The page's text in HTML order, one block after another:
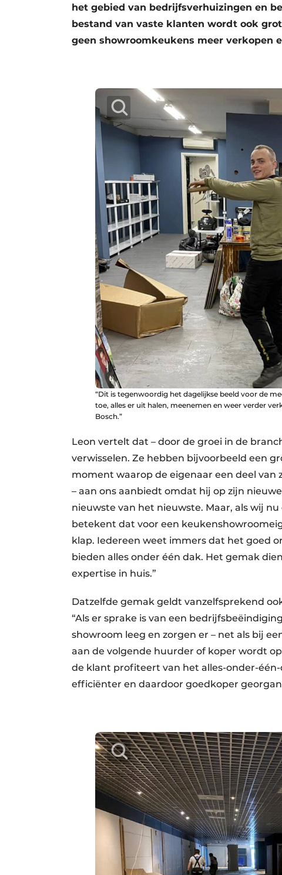
het gebied van bedrijfsverhuizingen en
bestand van vaste klanten wordt ook
geen showroomkeukens meer verkopen
“Dit is tegenwoordig het dagelijkse beeld voor de
toe, alles er uit halen, meenemen en weer verder
Bosch.”
Leon vertelt dat – door de groei in de
verwisselen. Ze hebben bijvoorbeeld een
moment waarop de eigenaar een deel
– aan ons aanbiedt omdat hij op zijn
nieuwste van het nieuwste. Maar, als wij
betekent dat voor een
klap. Iedereen weet immers dat het goed
bieden alles onder één dak. Het gemak
expertise in huis.”
Datzelfde gemak geldt vanzelfsprekend
“Als er sprake is van een
showroom leeg en zorgen er – net als bij
aan de volgende huurder of koper wordt
de klant profiteert van het alles-onder-
efficiënter en daardoor goedkoper